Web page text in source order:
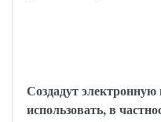
Создадут
использовать, в